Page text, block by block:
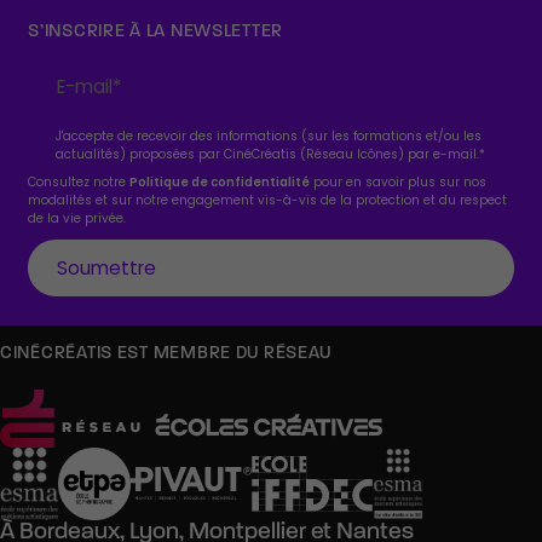
S’INSCRIRE À LA NEWSLETTER
J'accepte de recevoir des informations (sur les formations et/ou les
actualités) proposées par CinéCréatis (Réseau Icônes) par e-mail.*
Consultez notrePolitique de confidentialité pour en savoir plus sur nos
modalités et sur notre engagement vis-à-vis de la protection et du respect
de la vie privée.
CINÉCRÉATIS EST MEMBRE DU RÉSEAU
À Bordeaux, Lyon, Montpellieret Nantes